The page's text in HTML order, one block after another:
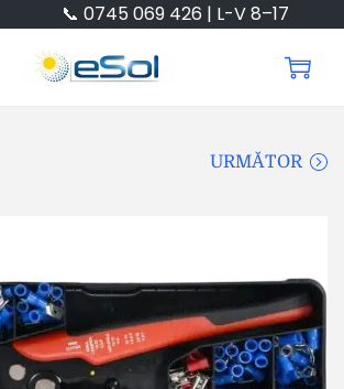
📞 0745 069 426 | L-V 8–17
URMĂTOR